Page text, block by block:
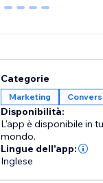
3 4 5 6
Categorie
Marketing
Disponibilità:
L'app è disponibile in
mondo.
Lingue dell'app:
Inglese